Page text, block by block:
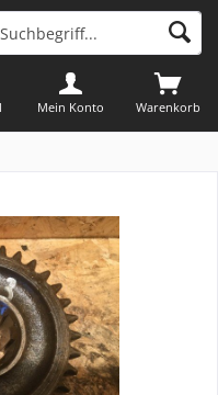
Warenkorb
Mein Konto